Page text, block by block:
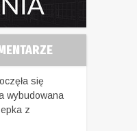
się
wybudowana
z